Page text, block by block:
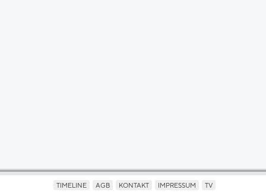
TIMELINE AGB KONTAKT IMPRESSUM TV